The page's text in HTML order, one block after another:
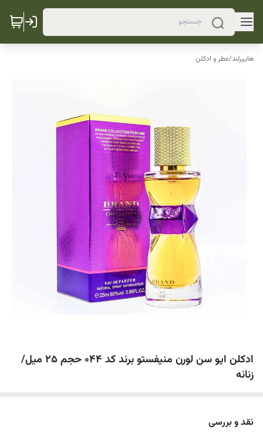
هایپرلند/عطر و ادکلن
ادکلن ایو سن لورن منیفستو برند کد 044 حجم 25 میل/
زنانه
نقد و بررسی